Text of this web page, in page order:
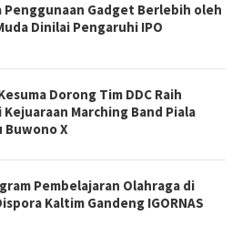
Penggunaan Gadget Berlebih oleh
Dinilai Pengaruhi IPO
Dorong Tim DDC Raih
Marching Band Piala
Buwono X
Pembelajaran Olahraga di
Kaltim Gandeng IGORNAS